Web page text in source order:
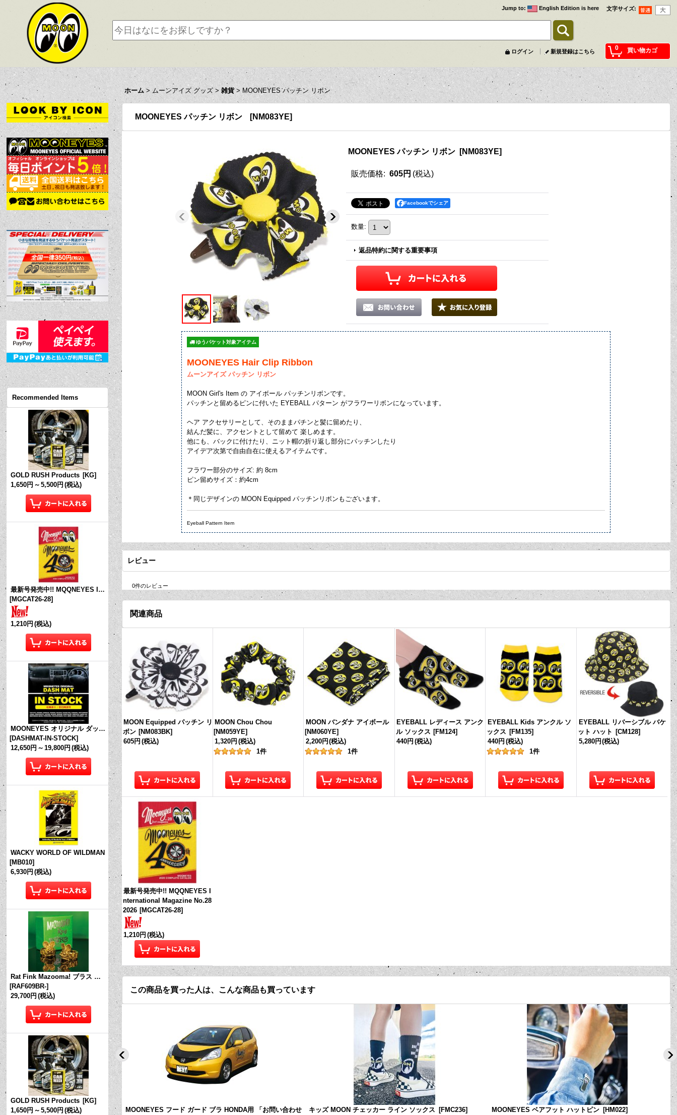
文字サイズ:
Jump to: English Edition is here
0 買い物カゴ
ログイン 新規登録はこちら
ホーム > ムーンアイズ グッズ > 雑貨 > MOONEYES パッチン リボン
Recommended Items
GOLD RUSH Products [KG]
1,650円 ～ 5,500円 (税込)
最新号発売中!! MQQNEYES International Magazine No.28 2026
[MGCAT26-28]
1,210円 (税込)
MOONEYES オリジナル ダッシュマット (in Stock!)
[DASHMAT-IN-STOCK]
12,650円 ～ 19,800円 (税込)
WACKY WORLD OF WILDMAN
[MB010]
6,930円 (税込)
Rat Fink Mazooma! ブラス リング
[RAF609BR-]
29,700円 (税込)
GOLD RUSH Products [KG]
1,650円 ～ 5,500円 (税込)
MOONEYES パッチン リボン [NM083YE]
MOONEYES パッチン リボン [NM083YE]
販売価格: 605円 (税込)
Facebookでシェア
数量:
返品特約に関する重要事項
ゆうパケット対象アイテム
MOONEYES Hair Clip Ribbon
ムーンアイズ パッチン リボン
MOON Girl's Item の アイボール パッチンリボンです。
パッチンと留めるピンに付いた EYEBALL パターン がフラワーリボンになっています。
ヘア アクセサリーとして、そのままパチンと髪に留めたり、
結んだ髪に、アクセントとして留めて 楽しめます。
他にも、バックに付けたり、ニット帽の折り返し部分にパッチンしたり
アイデア次第で自由自在に使えるアイテムです。
フラワー部分のサイズ: 約 8cm
ピン留めサイズ：約4cm
＊同じデザインの MOON Equipped パッチンリボンもございます。
Eyeball Pattern Item
レビュー
0件のレビュー
関連商品
MOON Equipped パッチン リ
ボン [NM083BK]
605円 (税込)
MOON Chou Chou
[NM059YE]
1,320円 (税込)
1件
MOON バンダナ アイボール
[NM060YE]
2,200円 (税込)
1件
EYEBALL レディース アンク
ル ソックス [FM124]
440円 (税込)
EYEBALL Kids アンクル ソ
ックス [FM135]
440円 (税込)
1件
EYEBALL リバーシブル バケ
ット ハット
[CM128]
5,280円 (税込)
最新号発売中!! MQQNEYES I
nternational Magazine No.28
2026 [MGCAT26-28]
1,210円 (税込)
この商品を買った人は、こんな商品も買っています
Tシャツ [TMI824]
MOONEYES フード ガード ブラ HONDA用 「お問い合わせ
キッズ MOON チェッカー ライン ソックス [FMC236]
MOONEYES ベアフット ハットピン [HM022]